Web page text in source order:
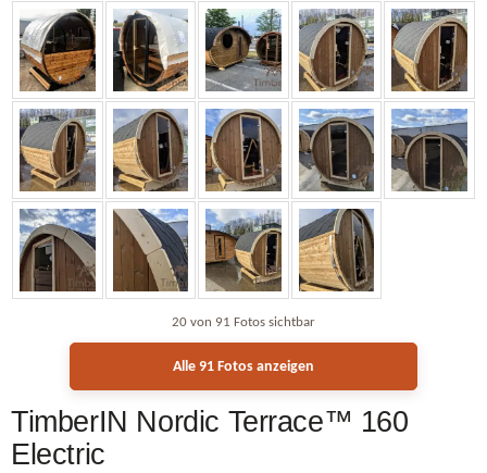
20 von 91 Fotos sichtbar
Alle 91 Fotos anzeigen
TimberIN Nordic Terrace™ 160
Electric